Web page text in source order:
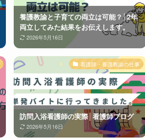
養護教諭と子育ての両立は可能？│2年
両立してみた結果をお伝えします。
2026年5月16日
看護師・養護教諭の仕事
訪問入浴看護師の実際│看護師ブログ
2026年5月16日